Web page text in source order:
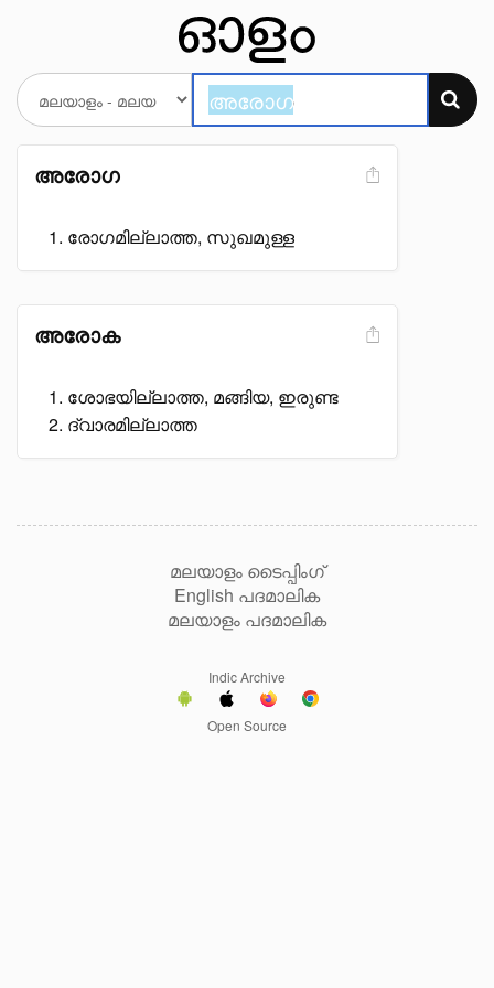
അരോഗ
രോഗമില്ലാത്ത, സുഖമുള്ള
അരോക
ശോഭയില്ലാത്ത, മങ്ങിയ, ഇരുണ്ട
ദ്വാരമില്ലാത്ത
മലയാളം ടൈപ്പിംഗ്
English പദമാലിക
മലയാളം പദമാലിക
Indic Archive
Open Source